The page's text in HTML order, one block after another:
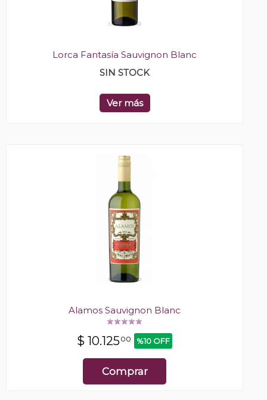
Lorca Fantasía Sauvignon Blanc
SIN STOCK
Ver más
Alamos Sauvignon Blanc
$ 10.12500 %10 OFF
Comprar